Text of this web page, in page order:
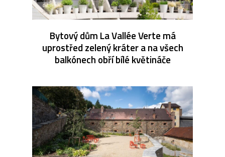
Bytový dům La Vallée Verte má
uprostřed zelený kráter a na všech
balkónech obří bílé květináče